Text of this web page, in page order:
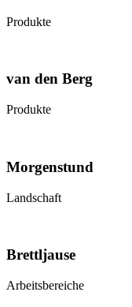
Produkte
van den Berg
Produkte
Morgenstund
Landschaft
Brettljause
Arbeitsbereiche